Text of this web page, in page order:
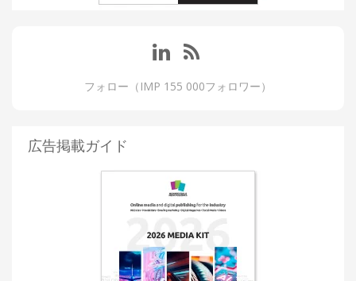
フォロー（IMP 155 000フォロワー）
広告掲載ガイド